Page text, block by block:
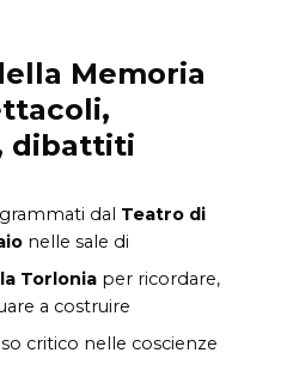
Memoria
dibattiti
dal Teatro di
nelle sale di
Torlonia per ricordare,
a costruire
critico nelle coscienze